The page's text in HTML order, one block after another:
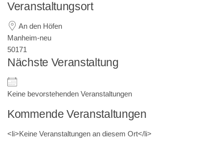
Veranstaltungsort
An den Höfen
Manheim-neu
50171
Nächste Veranstaltung
Keine bevorstehenden Veranstaltungen
Kommende Veranstaltungen
<li>Keine Veranstaltungen an diesem Ort</li>